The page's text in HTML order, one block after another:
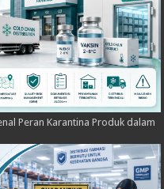
Peran Karantina Produk dalam